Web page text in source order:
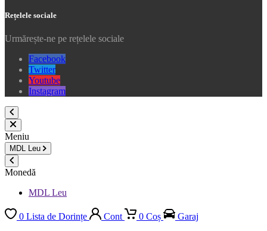
Rețelele sociale
Urmărește-ne pe rețelele sociale
Facebook
Twitter
Youtube
Instagram
Meniu
MDL Leu
Monedă
MDL Leu
0 Lista de Dorințe Cont 0 Coș
Garaj